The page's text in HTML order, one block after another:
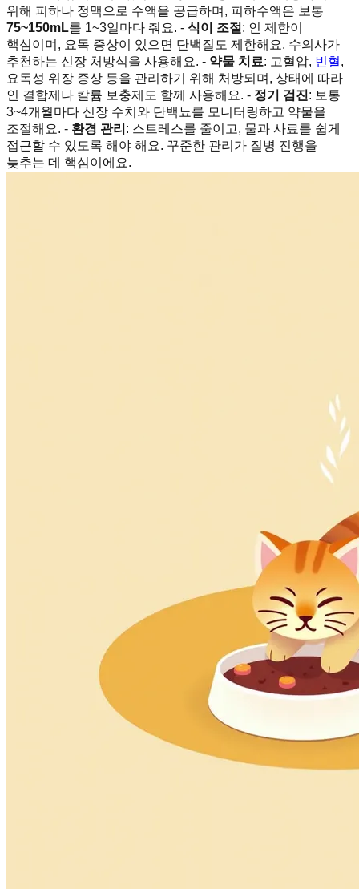
위해 피하나 정맥으로 수액을 공급하며, 피하수액은 보통
75~150mL를 1~3일마다 줘요. - 식이 조절 : 인 제한이
핵심이며, 요독 증상이 있으면 단백질도 제한해요. 수의사가
추천하는 신장 처방식을 사용해요. - 약물 치료: 고혈압, 빈혈,
요독성 위장 증상 등을 관리하기 위해 처방되며, 상태에 따라
인 결합제나 칼륨 보충제도 함께 사용해요. - 정기 검진: 보통
3~4개월마다 신장 수치와 단백뇨를 모니터링하고 약물을
조절해요. - 환경 관리 : 스트레스를 줄이고, 물과 사료를 쉽게
접근할 수 있도록 해야 해요. 꾸준한 관리가 질병 진행을
늦추는 데 핵심이에요.